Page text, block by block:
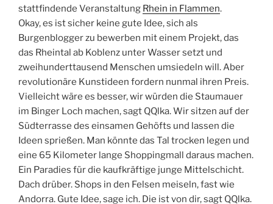
stattfindende Veranstaltung Rhein in Flammen.
Okay, es ist sicher keine gute Idee, sich als
Burgenblogger zu bewerben mit einem Projekt, das
das Rheintal ab Koblenz unter Wasser setzt und
zweihunderttausend Menschen umsiedeln will. Aber
revolutionäre Kunstideen fordern nunmal ihren Preis.
Vielleicht wäre es besser, wir würden die Staumauer
im Binger Loch machen, sagt QQlka. Wir sitzen auf der
Südterrasse des einsamen Gehöfts und lassen die
Ideen sprießen. Man könnte das Tal trocken legen und
eine 65 Kilometer lange Shoppingmall daraus machen.
Ein Paradies für die kaufkräftige junge Mittelschicht.
Dach drüber. Shops in den Felsen meiseln, fast wie
Andorra. Gute Idee, sage ich. Die ist von dir, sagt QQlka.